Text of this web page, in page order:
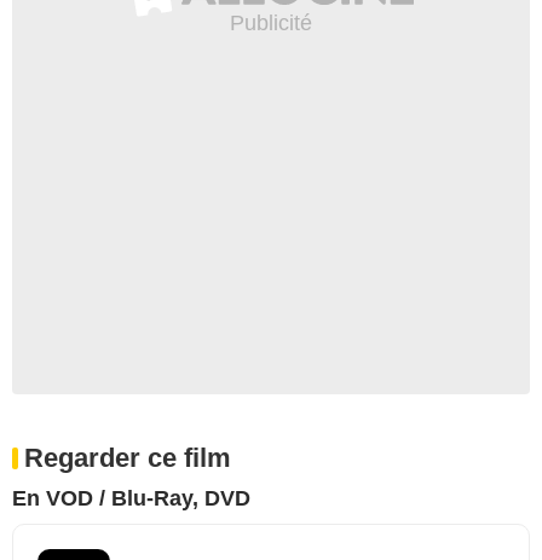
Regarder ce film
En VOD / Blu-Ray, DVD